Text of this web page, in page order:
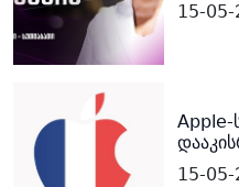
15-05-
Apple-
15-05-